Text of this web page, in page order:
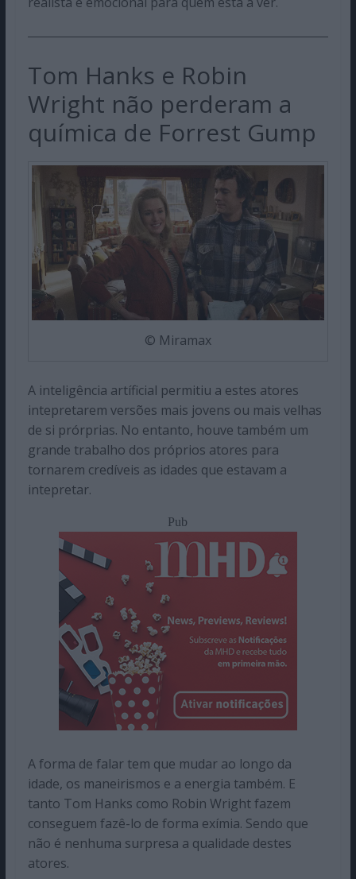
Tom Hanks e Robin
Wright não perderam a
química de Forrest Gump
© Miramax
A inteligência artíficial permitiu a estes atores
intepretarem versões mais jovens ou mais velhas
de si prórprias. No entanto, houve também um
grande trabalho dos próprios atores para
tornarem credíveis as idades que estavam a
intepretar.
Pub
A forma de falar tem que mudar ao longo da
idade, os maneirismos e a energia também. E
tanto Tom Hanks como Robin Wright fazem
conseguem fazê-lo de forma exímia. Sendo que
não é nenhuma surpresa a qualidade destes
atores.